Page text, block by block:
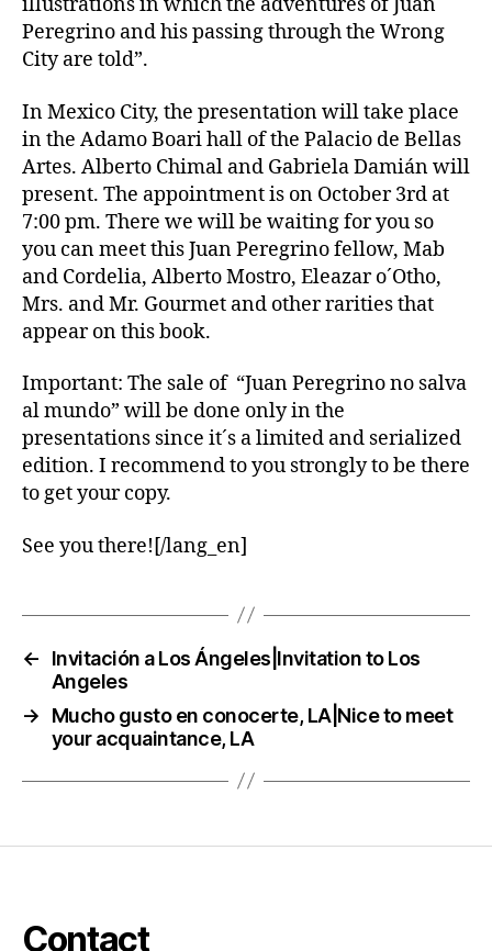
illustrations in which the adventures of Juan
Peregrino and his passing through the Wrong
City are told”.
In Mexico City, the presentation will take place
in the Adamo Boari hall of the Palacio de Bellas
Artes. Alberto Chimal and Gabriela Damián will
present. The appointment is on October 3rd at
7:00 pm. There we will be waiting for you so
you can meet this Juan Peregrino fellow, Mab
and Cordelia, Alberto Mostro, Eleazar o´Otho,
Mrs. and Mr. Gourmet and other rarities that
appear on this book.
Important: The sale of “Juan Peregrino no salva
al mundo” will be done only in the
presentations since it´s a limited and serialized
edition. I recommend to you strongly to be there
to get your copy.
See you there![/lang_en]
←
Invitación a Los Ángeles|Invitation to Los
Angeles
→
Mucho gusto en conocerte, LA|Nice to meet
your acquaintance, LA
Contact